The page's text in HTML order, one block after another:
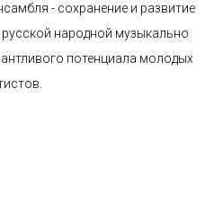
- сохранение и развитие
народной музыкально
потенциала молодых